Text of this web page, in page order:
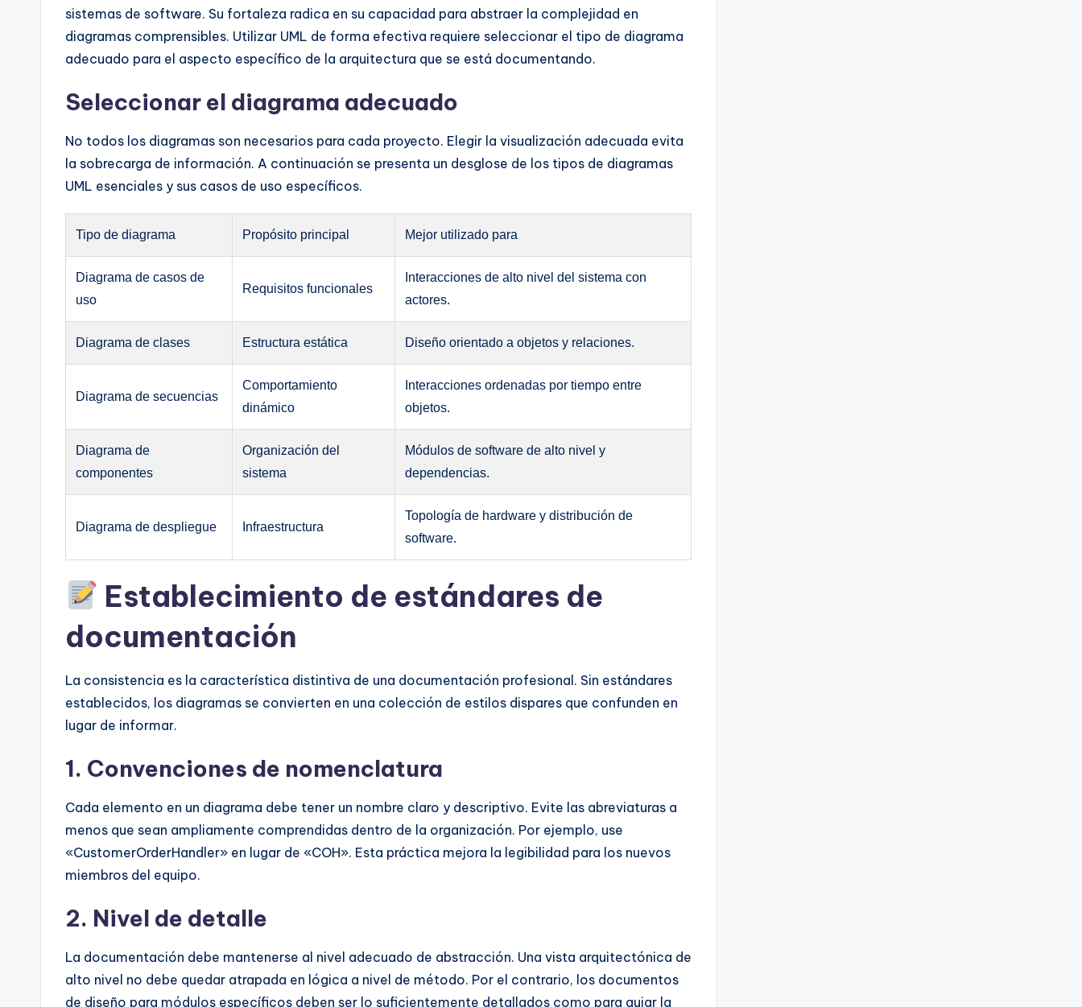
sistemas de software. Su fortaleza radica en su capacidad para abstraer la complejidad en
diagramas comprensibles. Utilizar UML de forma efectiva requiere seleccionar el tipo de diagrama
adecuado para el aspecto específico de la arquitectura que se está documentando.
Seleccionar el diagrama adecuado
No todos los diagramas son necesarios para cada proyecto. Elegir la visualización adecuada evita
la sobrecarga de información. A continuación se presenta un desglose de los tipos de diagramas
UML esenciales y sus casos de uso específicos.
Tipo de diagrama Propósito principal Mejor utilizado para
Diagrama de casos de
uso
Requisitos funcionales
Interacciones de alto nivel del sistema con
actores.
Diagrama de clases Estructura estática Diseño orientado a objetos y relaciones.
Diagrama de secuencias
Comportamiento
dinámico
Interacciones ordenadas por tiempo entre
objetos.
Diagrama de
componentes
Organización del
sistema
Módulos de software de alto nivel y
dependencias.
Diagrama de despliegue Infraestructura
Topología de hardware y distribución de
software.
Establecimiento de estándares de
documentación
La consistencia es la característica distintiva de una documentación profesional. Sin estándares
establecidos, los diagramas se convierten en una colección de estilos dispares que confunden en
lugar de informar.
1. Convenciones de nomenclatura
Cada elemento en un diagrama debe tener un nombre claro y descriptivo. Evite las abreviaturas a
menos que sean ampliamente comprendidas dentro de la organización. Por ejemplo, use
«CustomerOrderHandler» en lugar de «COH». Esta práctica mejora la legibilidad para los nuevos
miembros del equipo.
2. Nivel de detalle
La documentación debe mantenerse al nivel adecuado de abstracción. Una vista arquitectónica de
alto nivel no debe quedar atrapada en lógica a nivel de método. Por el contrario, los documentos
de diseño para módulos específicos deben ser lo suficientemente detallados como para guiar la